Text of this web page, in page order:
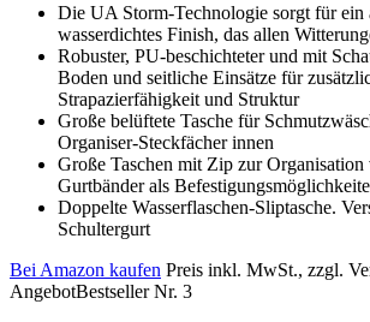
Die UA Storm-Technologie sorgt für ein
wasserdichtes Finish, das allen
Robuster, PU-beschichteter und mit
Boden und seitliche Einsätze für
Strapazierfähigkeit und Struktur
Große belüftete Tasche für
Organiser-Steckfächer innen
Große Taschen mit Zip zur Organisation
Gurtbänder als
Doppelte Wasserflaschen-Sliptasche.
Schultergurt
Bei Amazon kaufen Preis inkl. MwSt., zzgl.
AngebotBestseller Nr. 3